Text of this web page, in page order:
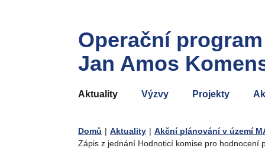
Operační program
Jan Amos
Aktuality Výzvy Projekty
Domů | Aktuality | Akční plánování v území
Zápis z jednání Hodnoticí komise pro hodnocení